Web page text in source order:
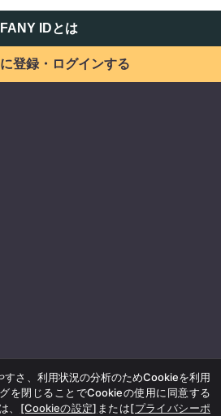
FANY IDとは
登録・ログインする
すさ、利用状況の分析のためCookieを利用
を閉じることでCookieの使用に同意する
、 [Cookieの設定] または[プライバシーポ